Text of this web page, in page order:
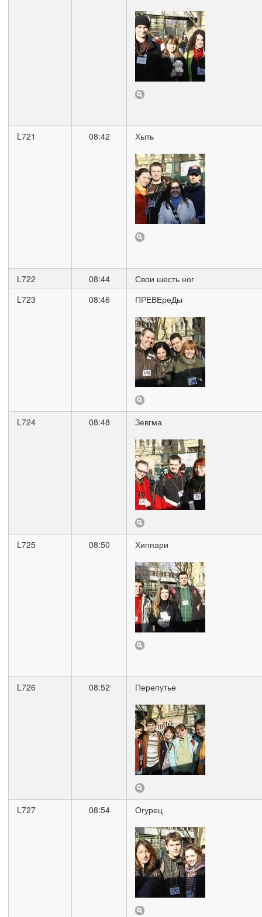
L721 08:42 Хыть
L722 08:44
Свои шесть ног
L723
08:46 ПРЕВЕреДы
L724 08:48 Зевгма
L725 08:50 Хиппари
L726 08:52 Перепутье
L727 08:54 Огурец